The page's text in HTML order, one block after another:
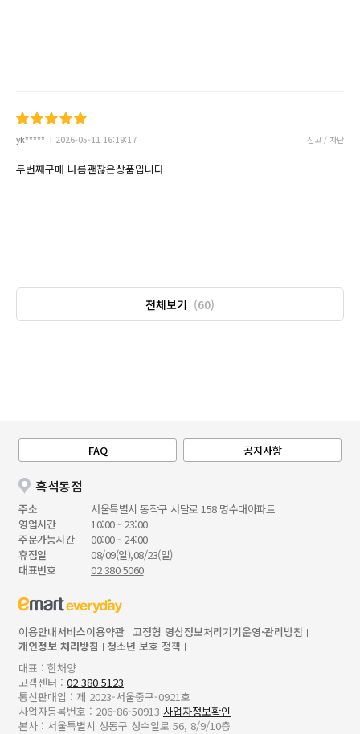
yk***** 2026-05-11 16:19:17 신고 / 차단
두번째구매 나름괜찮은상품입니다
전체보기 (60)
FAQ 공지사항
흑석동점
주소
서울특별시 동작구 서달로 158 명수대아파트
영업시간
10:00 - 23:00
주문가능시간
00:00 - 24:00
휴점일
08/09(일),08/23(일)
대표번호
02 380 5060
이용안내서비스이용약관 고정형 영상정보처리기기운영·관리방침
개인정보 처리방침
청소년 보호 정책
대표 : 한채양
고객센터 : 02 380 5123
통신판매업 : 제 2023-서울중구-0921호
사업자등록번호 : 206-86-50913 사업자정보확인
본사 : 서울특별시 성동구 성수일로 56, 8/9/10층